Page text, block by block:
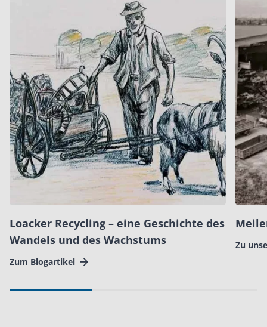
Loacker Recycling – eine Geschichte des
Wandels und des Wachstums
Zum Blogartikel
Zu